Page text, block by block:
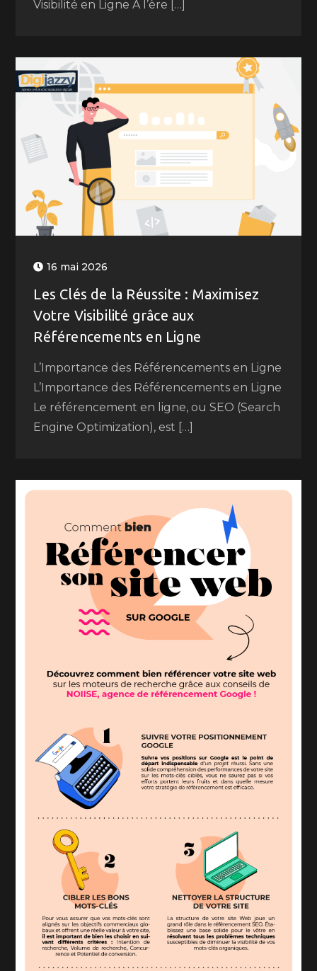
Visibilité en Ligne A l’ère […]
16 mai 2026
Les Clés de la Réussite : Maximisez
Votre Visibilité grâce aux
Référencements en Ligne
L’Importance des Référencements en Ligne
L’Importance des Référencements en Ligne
Le référencement en ligne, ou SEO (Search
Engine Optimization), est […]